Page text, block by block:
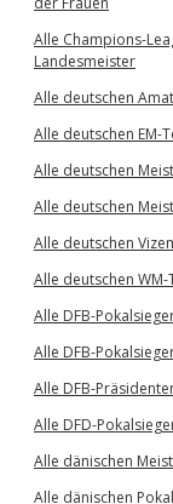
Alle Champions-
Landesmeister
Alle deutschen
Alle deutschen EM-
Alle deutschen
Alle deutschen
Alle deutschen
Alle deutschen
Alle DFB-
Alle DFB-
Alle DFB-
Alle DFD-
Alle dänischen
Alle dänischen